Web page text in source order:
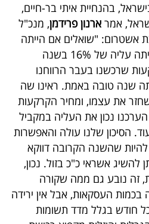
בהנחיית איתי בר-חיים,
ארנון פרידמן, מנכ"ל
אשטרום: "שואלים אם הייתה
שנה טובה או לא טובה. הייתה עליה של 16% בשנה
שרכשנו בעבר הרווחנו
שנה טובה באמת. ראינו שה
את עצמו, ומחיר הקרקעות
נכון את העליה במקביל
הסיכון שלנו עולה והאפשרות
להיות שהשנה הקרובה דווקא
להשיג אשראי כ"כ בזול. נכון,
זה נובע גם ממה שקורה
בכמות העסקאות, אבל אין ירידה
חודש בגלל מדד תשומות